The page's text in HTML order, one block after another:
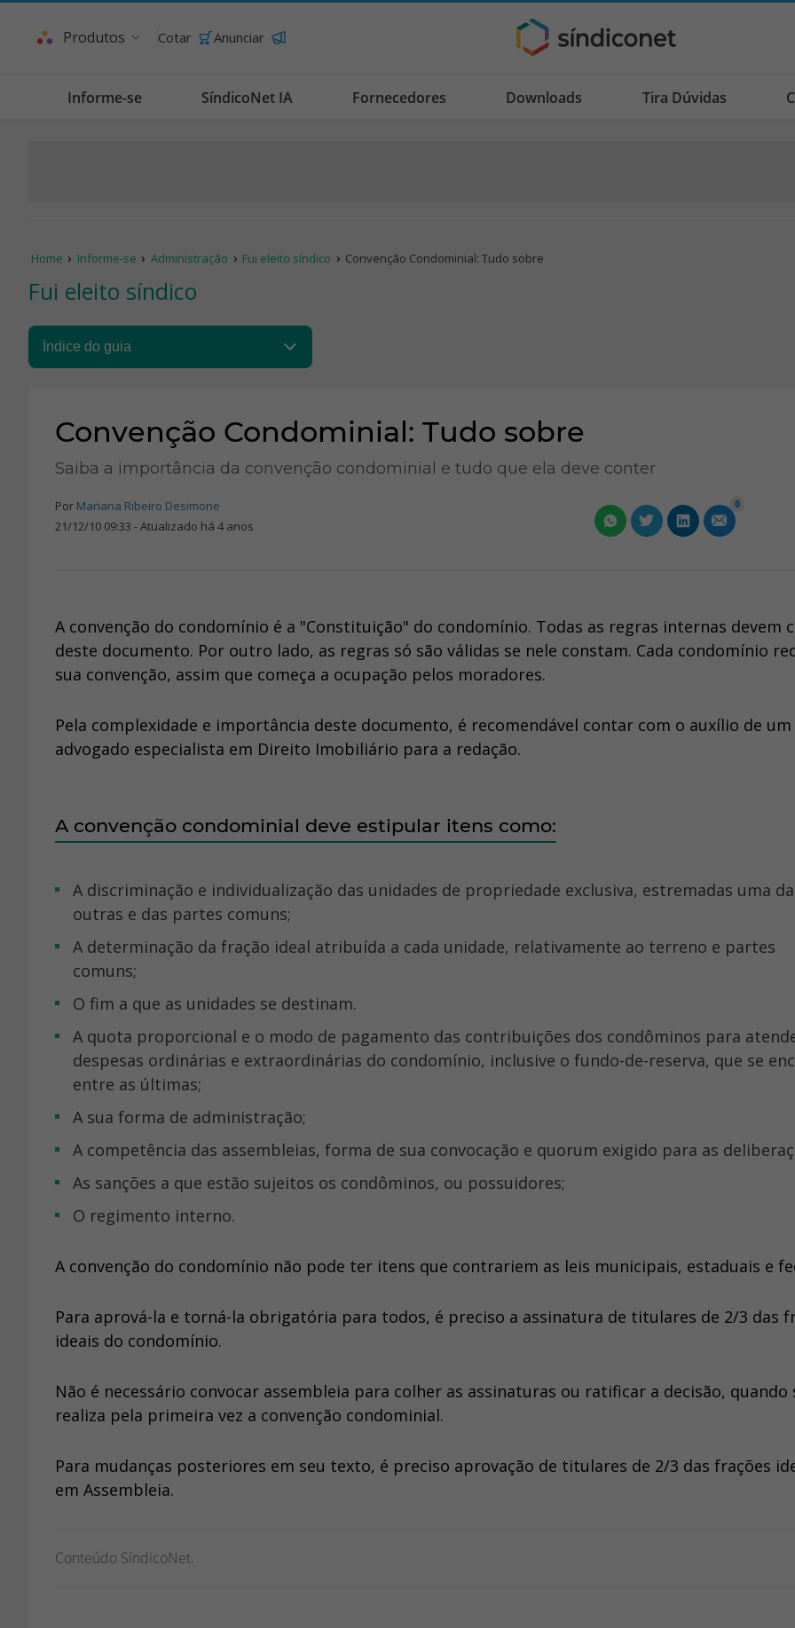
Produtos Cotar Anunciar
Informe-se SíndicoNet IA Fornecedores Downloads Tira Dúvidas
Home Informe-se Administração Fui eleito síndico Convenção Condominial: Tudo sobre
Fui eleito síndico
Convenção Condominial: Tudo sobre
Saiba a importância da convenção condominial e tudo que ela deve conter
Por Mariana Ribeiro Desimone
21/12/10 09:33 - Atualizado há 4 anos
0
A convenção do condomínio é a "Constituição" do condomínio. Todas as regras internas devem
deste documento. Por outro lado, as regras só são válidas se nele constam. Cada condomínio
sua convenção, assim que começa a ocupação pelos moradores.
Pela complexidade e importância deste documento, é recomendável contar com o auxílio de um
advogado especialista em Direito Imobiliário para a redação.
A convenção condominial deve estipular itens como:
A discriminação e individualização das unidades de propriedade exclusiva, estremadas uma das
outras e das partes comuns;
A determinação da fração ideal atribuída a cada unidade, relativamente ao terreno e partes
comuns;
O fim a que as unidades se destinam.
A quota proporcional e o modo de pagamento das contribuições dos condôminos para atender às
despesas ordinárias e extraordinárias do condomínio, inclusive o fundo-de-reserva, que se
entre as últimas;
A sua forma de administração;
A competência das assembleias, forma de sua convocação e quorum exigido para as
As sanções a que estão sujeitos os condôminos, ou possuidores;
O regimento interno.
A convenção do condomínio não pode ter itens que contrariem as leis municipais, estaduais e
Para aprová-la e torná-la obrigatória para todos, é preciso a assinatura de titulares de 2/3 das
ideais do condomínio.
Não é necessário convocar assembleia para colher as assinaturas ou ratificar a decisão, quando
realiza pela primeira vez a convenção condominial.
Para mudanças posteriores em seu texto, é preciso aprovação de titulares de 2/3 das frações
em Assembleia.
Conteúdo SíndicoNet.